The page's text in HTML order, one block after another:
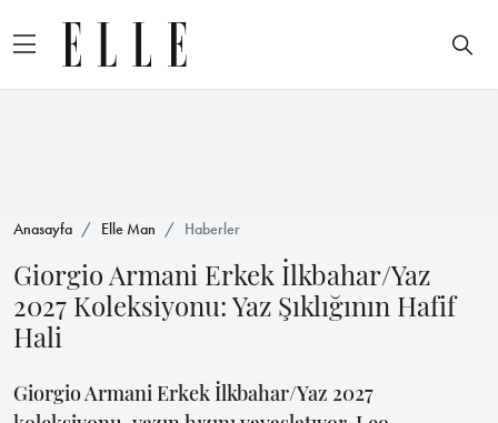
Anasayfa Elle Man Haberler
Giorgio Armani Erkek İlkbahar/Yaz
2027 Koleksiyonu: Yaz Şıklığının Hafif
Hali
Giorgio Armani Erkek İlkbahar/Yaz 2027